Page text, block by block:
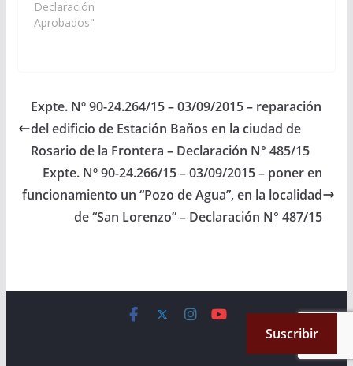
Infraestructura y
Servicios Públicos,
Provincia. Ejercicio
2016, la construcción
de un puesto sanitario
en el Paraje…
Declaración
Aprobados"
Expte. Nº 90-24.264/15 – 03/09/2015 – reparación
del edificio de Estación Baños en la ciudad de
Rosario de la Frontera – Declaración N° 485/15
Expte. Nº 90-24.266/15 – 03/09/2015 – poner en
funcionamiento un “Pozo de Agua”, en la localidad
de “San Lorenzo” – Declaración N° 487/15
. All rights reserved.
by ThemeGrill. Powered byWordPress.
Suscribir